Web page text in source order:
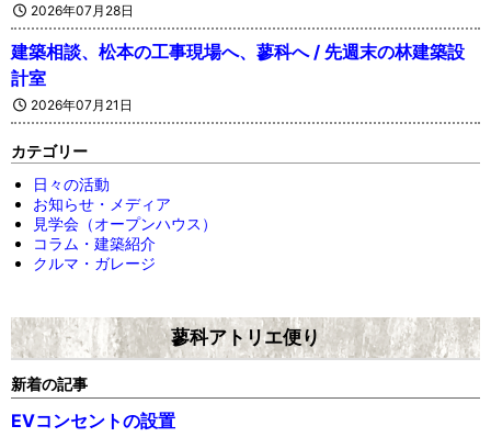
2026年07月28日
建築相談、松本の工事現場へ、蓼科へ / 先週末の林建築設
計室
2026年07月21日
カテゴリー
日々の活動
お知らせ・メディア
見学会（オープンハウス）
コラム・建築紹介
クルマ・ガレージ
蓼科アトリエ便り
新着の記事
EVコンセントの設置